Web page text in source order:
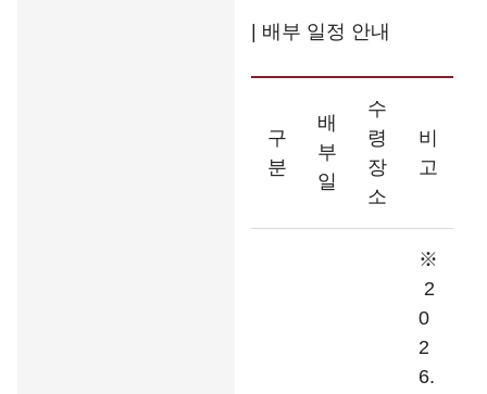
| 배부 일정 안내
구
분
배
부
일
수
령
장
소
비
고
※
2
0
2
6.